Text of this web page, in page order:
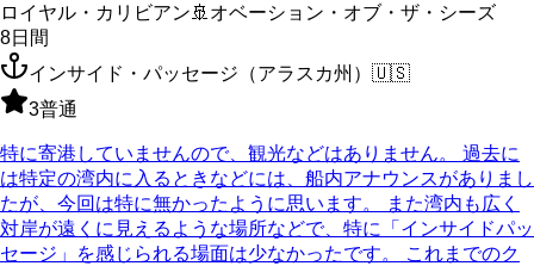
ロイヤル・カリビアン🚢オベーション・オブ・ザ・シーズ
8日間
インサイド・パッセージ（アラスカ州） 🇺🇸
3普通
特に寄港していませんので、観光などはありません。 過去に
は特定の湾内に入るときなどには、船内アナウンスがありまし
たが、今回は特に無かったように思います。 また湾内も広く
対岸が遠くに見えるような場所などで、特に「インサイドパッ
セージ」を感じられる場面は少なかったです。 これまでのク